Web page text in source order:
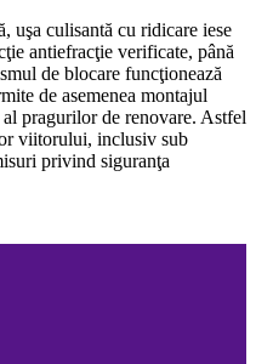
uşa culisantă cu ridicare iese
antiefracţie verificate, până
de blocare funcţionează
de asemenea montajul
pragurilor de renovare. Astfel
viitorului, inclusiv sub
privind siguranţa